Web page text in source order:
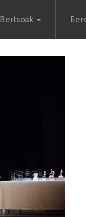
Bertsoak